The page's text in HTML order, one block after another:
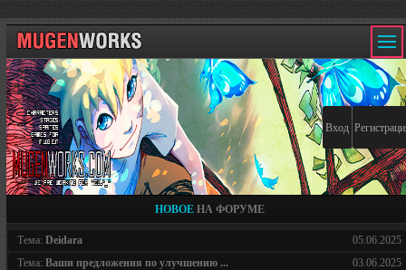
Вход
НОВОЕНА ФОРУМЕ
Тема: Deidara
05.06.2025
Тема: Ваши предложения по улучшению ...
03.06.2025